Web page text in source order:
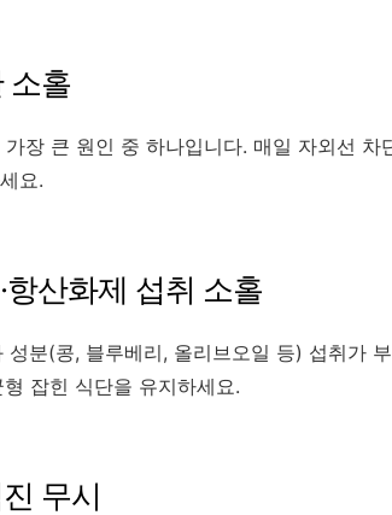
소홀
장 큰 원인 중 하나입니다. 매일 자외선 차
요.
항산화제 섭취 소홀
성분(콩, 블루베리, 올리브오일 등) 섭취가
잡힌 식단을 유지하세요.
무시